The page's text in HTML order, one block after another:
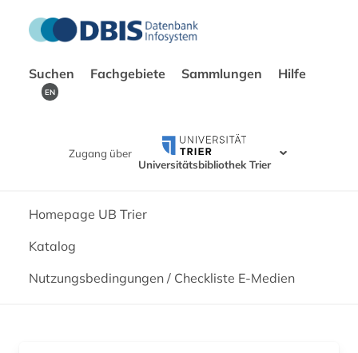
Suchen Fachgebiete Sammlungen Hilfe
EN
Zugang über
Universitätsbibliothek Trier
Homepage UB Trier
Katalog
Nutzungsbedingungen / Checkliste E-Medien